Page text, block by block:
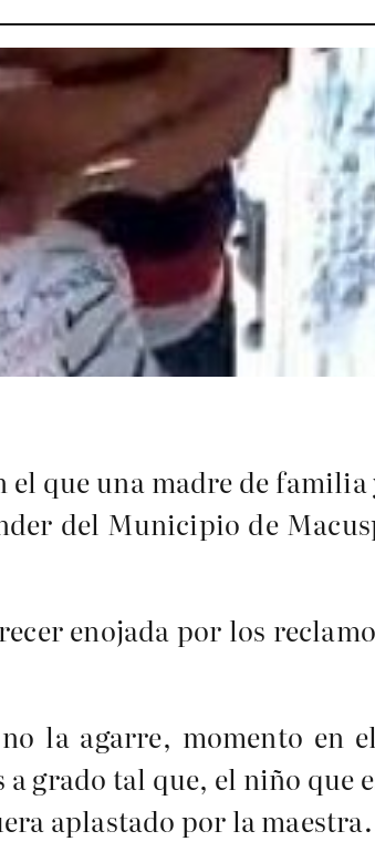
el que una madre de
del Municipio de
enojada por los
la agarre, momento en
grado tal que, el niño que
aplastado por la maestra.